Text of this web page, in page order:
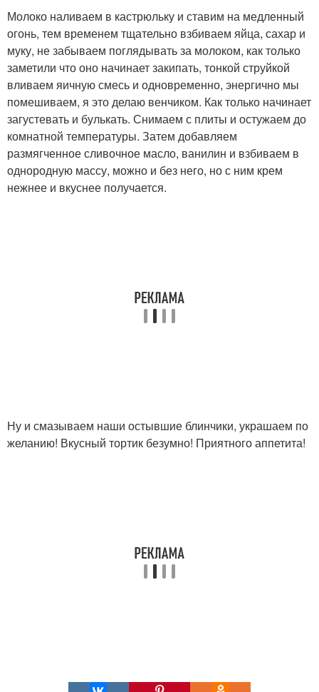
Молоко наливаем в кастрюльку и ставим на медленный
огонь, тем временем тщательно взбиваем яйца, сахар и
муку, не забываем поглядывать за молоком, как только
заметили что оно начинает закипать, тонкой струйкой
вливаем яичную смесь и одновременно, энергично мы
помешиваем, я это делаю венчиком. Как только начинает
загустевать и булькать. Снимаем с плиты и остужаем до
комнатной температуры. Затем добавляем
размягченное сливочное масло, ванилин и взбиваем в
однородную массу, можно и без него, но с ним крем
нежнее и вкуснее получается.
Ну и смазываем наши остывшие блинчики, украшаем по
желанию! Вкусный тортик безумно! Приятного аппетита!